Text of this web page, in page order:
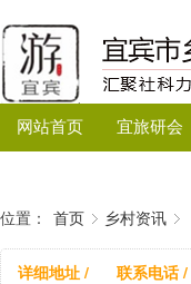
网站首页 宜旅研会
位置： 首页 乡村资讯
详细地址 / 联系电话 /